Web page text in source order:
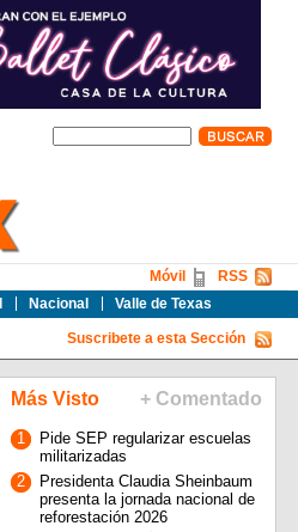
Nacional Valle de Texas
RSS
Móvil
Suscribete a esta Sección
Más Visto + Comentado
1
Pide SEP regularizar escuelas
militarizadas
2
Presidenta Claudia Sheinbaum
presenta la jornada nacional de
reforestación 2026